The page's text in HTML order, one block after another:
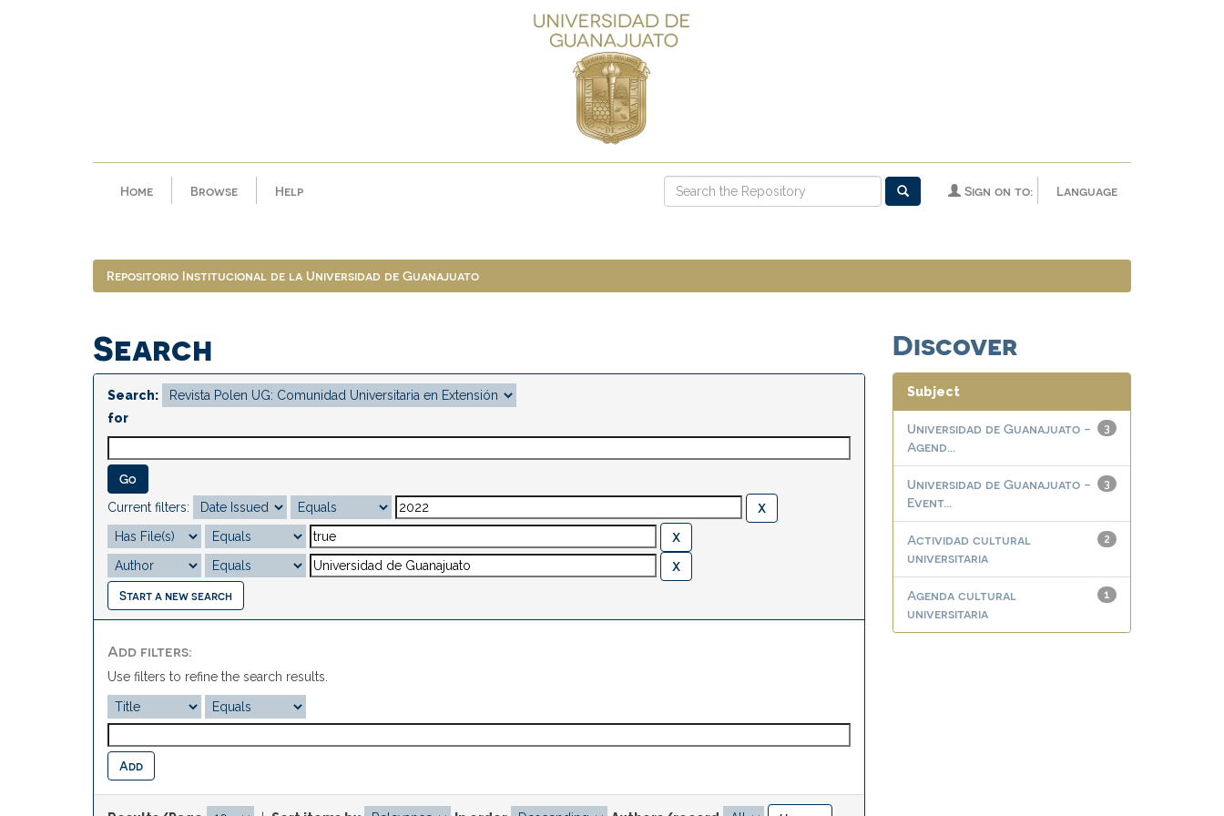
Home Browse Help Language
Sign on to:
Repositorio Institucional de la Universidad de Guanajuato
Search
Search:
for
Current filters:
Start a new search
Add filters:
Use filters to refine the search results.
Discover
Subject
3
Universidad de Guanajuato -
Agend...
3
Universidad de Guanajuato -
Event...
2
Actividad cultural
universitaria
1
Agenda cultural
universitaria